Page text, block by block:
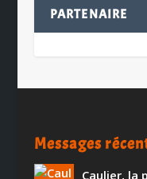
PARTENAIRE
Messages
Caulier, la